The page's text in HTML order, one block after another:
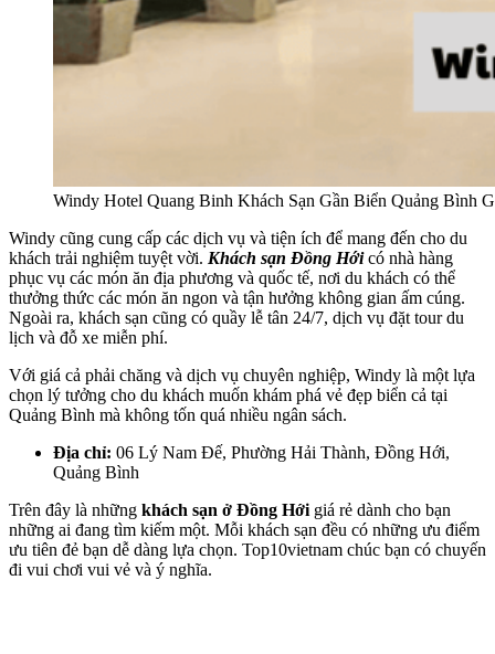
Windy Hotel Quang Binh Khách Sạn Gần Biển Quảng Bình
Windy cũng cung cấp các dịch vụ và tiện ích để mang đến cho du
khách trải nghiệm tuyệt vời. Khách sạn Đồng Hớicó nhà hàng
phục vụ các món ăn địa phương và quốc tế, nơi du khách có thể
thưởng thức các món ăn ngon và tận hưởng không gian ấm cúng.
Ngoài ra, khách sạn cũng có quầy lễ tân 24/7, dịch vụ đặt tour du
lịch và đỗ xe miễn phí.
Với giá cả phải chăng và dịch vụ chuyên nghiệp, Windy là một lựa
chọn lý tưởng cho du khách muốn khám phá vẻ đẹp biển cả tại
Quảng Bình mà không tốn quá nhiều ngân sách.
Địa chỉ: 06 Lý Nam Đế, Phường Hải Thành, Đồng Hới,
Quảng Bình
Trên đây là những khách sạn ở Đồng Hớigiá rẻ dành cho bạn
những ai đang tìm kiếm một. Mỗi khách sạn đều có những ưu điểm
ưu tiên đẻ bạn dễ dàng lựa chọn. Top10vietnam chúc bạn có chuyến
đi vui chơi vui vẻ và ý nghĩa.